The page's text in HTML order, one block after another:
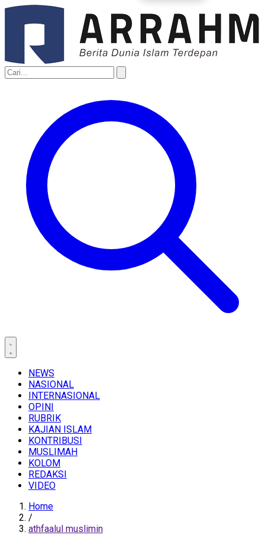
NEWS
NASIONAL
INTERNASIONAL
OPINI
RUBRIK
KAJIAN ISLAM
KONTRIBUSI
MUSLIMAH
KOLOM
REDAKSI
VIDEO
Home
/
athfaalul muslimin